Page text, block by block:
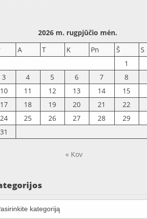
2026 m. rugpjūčio mėn.
A T K Pn Š
S
1
3
4 5 6 7 8
10
11 12 13 14 15
17
18 19 20 21 22
24
25 26 27 28 29
31
« Kov